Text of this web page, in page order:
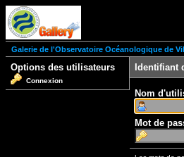
Galerie de l'Observatoire Océanologique de
Options des utilisateurs
Connexion
Identifiant
Nom
Mot de